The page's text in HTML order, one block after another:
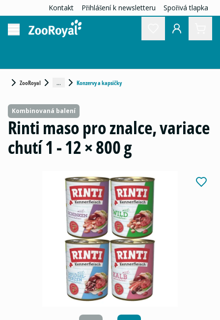
Kontakt Přihlášení k newsletteru Spořivá tlapka
ZooRoyal ... Konzervy a kapsičky
Kombinovaná balení
Rinti maso pro znalce, variace
chutí 1 - 12 × 800 g